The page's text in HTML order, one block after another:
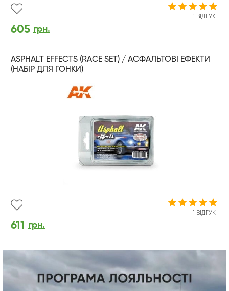
1 ВІДГУК
605 грн.
ASPHALT EFFECTS (RACE SET) / АСФАЛЬТОВІ ЕФЕКТИ
(НАБІР ДЛЯ ГОНКИ)
1 ВІДГУК
611 грн.